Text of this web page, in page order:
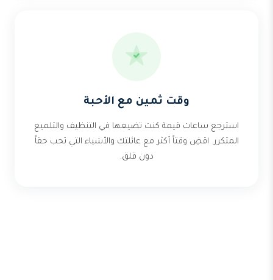
وقت ثمين مع الأحبة
استرجع ساعات قيمة كنت تضيعها في التنظيف والتلميع
المتكرر. اقضِ وقتاً أكثر مع عائلتك والأشياء التي تحب حقاً
دون قلق.